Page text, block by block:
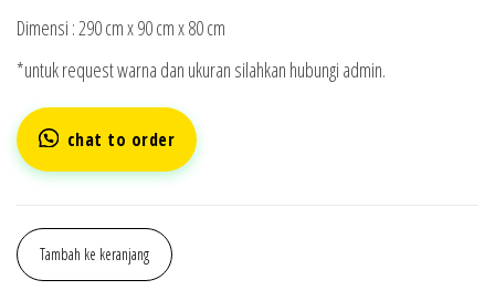
Dimensi : 290 cm x 90 cm x 80 cm
*untuk request warna dan ukuran silahkan hubungi admin.
chat to order
Tambah ke keranjang